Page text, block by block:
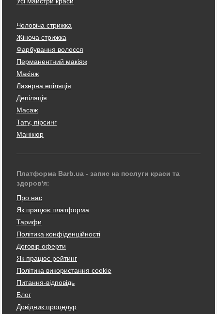
Чоловіча стрижка
Жіноча стрижка
Фарбування волосся
Перманентний макіяж
Макіяж
Лазерна епіляція
Депіляція
Масаж
Тату, пірсинг
Манікюр
Платформа Barb.ua - запис на послуги краси та
здоров'я:
Про нас
Як працює платформа
Тарифи
Політика конфіденційності
Договір оферти
Як працює рейтинг
Політика використання cookie
Питання-відповідь
Блог
Довідник процедур